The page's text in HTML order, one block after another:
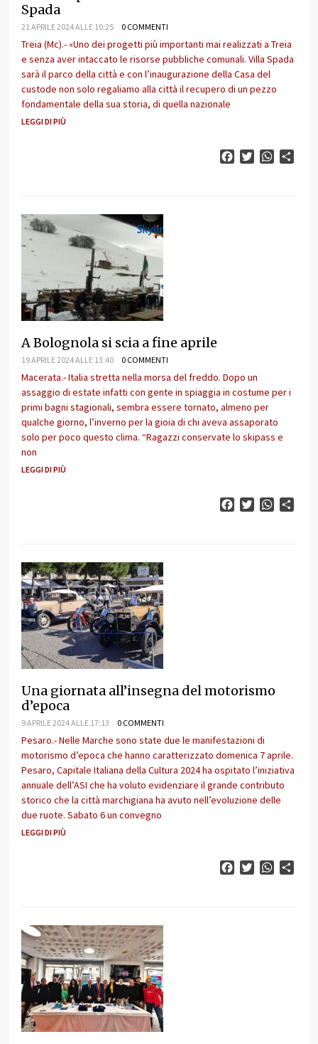
Spada
21 APRILE 2024 ALLE 10:25 0 COMMENTI
Treia (Mc).- «Uno dei progetti più importanti mai realizzati a Treia
e senza aver intaccato le risorse pubbliche comunali. Villa Spada
sarà il parco della città e con l’inaugurazione della Casa del
custode non solo regaliamo alla città il recupero di un pezzo
fondamentale della sua storia, di quella nazionale
LEGGI DI PIÙ
FacebookTwitter
A Bolognola si scia a fine aprile
19 APRILE 2024 ALLE 13:40 0 COMMENTI
Macerata.- Italia stretta nella morsa del freddo. Dopo un
assaggio di estate infatti con gente in spiaggia in costume per i
primi bagni stagionali, sembra essere tornato, almeno per
qualche giorno, l’inverno per la gioia di chi aveva assaporato
solo per poco questo clima. “Ragazzi conservate lo skipass e
non
LEGGI DI PIÙ
FacebookTwitter
Una giornata all’insegna del motorismo
d’epoca
9 APRILE 2024 ALLE 17:13 0 COMMENTI
Pesaro.- Nelle Marche sono state due le manifestazioni di
motorismo d’epoca che hanno caratterizzato domenica 7 aprile.
Pesaro, Capitale Italiana della Cultura 2024 ha ospitato l’iniziativa
annuale dell’ASI che ha voluto evidenziare il grande contributo
storico che la città marchigiana ha avuto nell’evoluzione delle
due ruote. Sabato 6 un convegno
LEGGI DI PIÙ
FacebookTwitter